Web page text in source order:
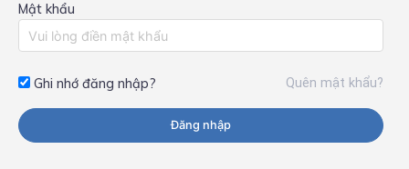
Mật khẩu
Ghi nhớ đăng nhập? Quên mật khẩu?
Đăng nhập